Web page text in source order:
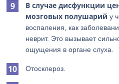
В случае дисфункции
мозговых полушарий у
воспаления, как
неврит. Это вызывает
ощущения в органе слуха.
Отосклероз.